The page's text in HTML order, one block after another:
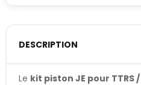
DESCRIPTION
Le kit piston JE pour TTRS